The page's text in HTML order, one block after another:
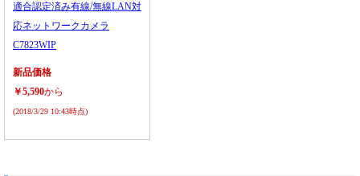
適合認定済み有線/無線LAN対
応ネットワークカメラ
C7823WIP
新品価格
￥5,590から
(2018/3/29 10:43時点)